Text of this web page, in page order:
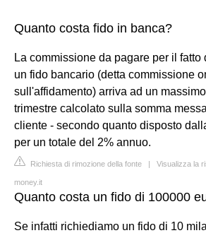
Quanto costa fido in banca?
La commissione da pagare per il fatto
un fido bancario (detta commissione
sull'affidamento) arriva ad un
trimestre calcolato sulla somma
cliente - secondo quanto disposto
per un totale del 2% annuo.
Richiesta di rimozione della fonte | Visualizza la
money.it
Quanto costa un fido di 100000
Se infatti richiediamo un fido di 10